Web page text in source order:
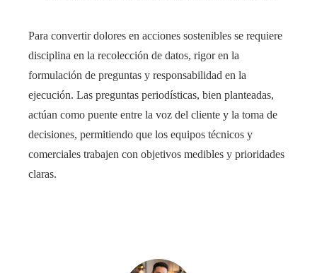
Para convertir dolores en acciones sostenibles se requiere
disciplina en la recolección de datos, rigor en la
formulación de preguntas y responsabilidad en la
ejecución. Las preguntas periodísticas, bien planteadas,
actúan como puente entre la voz del cliente y la toma de
decisiones, permitiendo que los equipos técnicos y
comerciales trabajen con objetivos medibles y prioridades
claras.